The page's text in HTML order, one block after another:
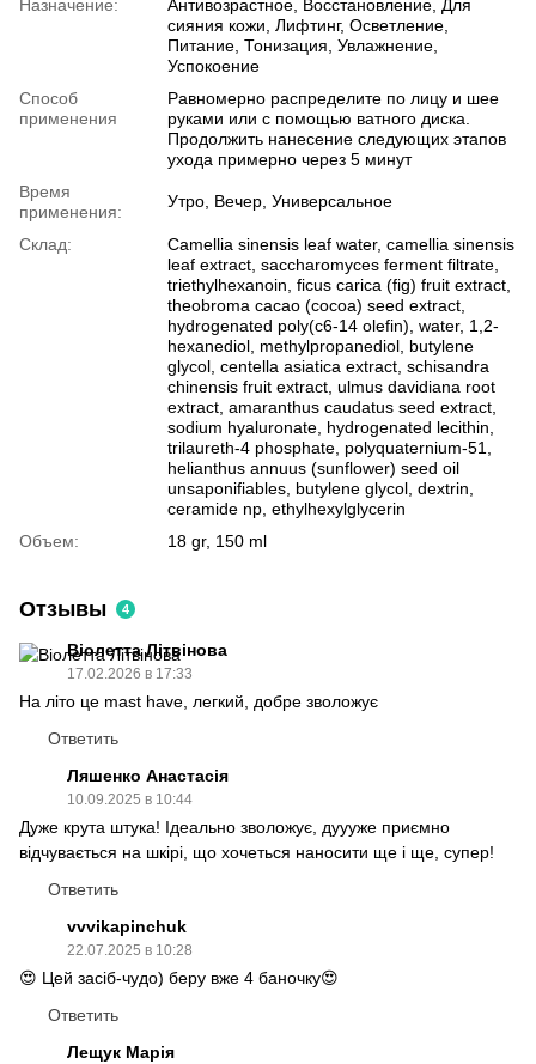
Назначение:
Антивозрастное, Восстановление, Для
сияния кожи, Лифтинг, Осветление,
Питание, Тонизация, Увлажнение,
Успокоение
Способ
применения
Равномерно распределите по лицу и шее
руками или с помощью ватного диска.
Продолжить нанесение следующих этапов
ухода примерно через 5 минут
Время
применения:
Утро, Вечер, Универсальное
Склад:
Сamellia sinensis leaf water, camellia sinensis
leaf extract, saccharomyces ferment filtrate,
triethylhexanoin, ficus carica (fig) fruit extract,
theobroma cacao (cocoa) seed extract,
hydrogenated poly(c6-14 olefin), water, 1,2-
hexanediol, methylpropanediol, butylene
glycol, centella asiatica extract, schisandra
chinensis fruit extract, ulmus davidiana root
extract, amaranthus caudatus seed extract,
sodium hyaluronate, hydrogenated lecithin,
trilaureth-4 phosphate, polyquaternium-51,
helianthus annuus (sunflower) seed oil
unsaponifiables, butylene glycol, dextrin,
ceramide np, ethylhexylglycerin
Объем:
18 gr, 150 ml
Отзывы 4
Віолетта Літвінова
17.02.2026 в 17:33
На літо це mast have, легкий, добре зволожує
Ответить
Ляшенко Анастасія
10.09.2025 в 10:44
Дуже крута штука! Ідеально зволожує, дуууже приємно
відчувається на шкірі, що хочеться наносити ще і ще, супер!
Ответить
vvvikapinchuk
22.07.2025 в 10:28
😍 Цей засіб-чудо) беру вже 4 баночку😍
Ответить
Лещук Марія